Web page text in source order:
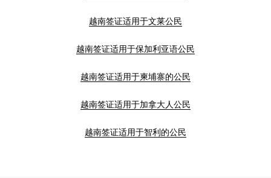
越南签证适用于文莱公民
越南签证适用于保加利亚语公民
越南签证适用于柬埔寨的公民
越南签证适用于加拿大人公民
越南签证适用于智利的公民